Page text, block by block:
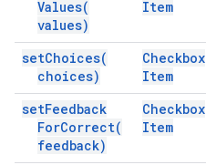
Values(
values)
Item
setChoices(
choices)
Checkbox
Item
setFeedback
ForCorrect(
feedback)
Checkbox
Item